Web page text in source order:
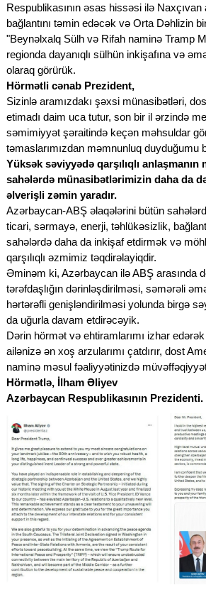
Respublikasının əsas hissəsi ilə Naxçıvan
bağlantını təmin edəcək və Orta Dəhlizin
"Beynəlxalq Sülh və Rifah naminə Tramp
regionda dayanıqlı sülhün inkişafına və
olaraq görürük.
Hörmətli cənab Prezident,
Sizinlə aramızdakı şəxsi münasibətləri,
etimadı daim uca tutur, son bir il ərzində
səmimiyyət şəraitində keçən məhsuldar
təmaslarımızdan məmnunluq duyduğumu
Yüksək səviyyədə qarşılıqlı
sahələrdə münasibətlərimizin daha da
əlverişli zəmin yaradır.
Azərbaycan-ABŞ əlaqələrini bütün
ticari, sərmayə, enerji, təhlükəsizlik,
sahələrdə daha da inkişaf etdirmək və
qarşılıqlı əzmimiz təqdirəlayiqdir.
Əminəm ki, Azərbaycan ilə ABŞ arasında
tərəfdaşlığın dərinləşdirilməsi, səmərəli
hərtərəfli genişləndirilməsi yolunda birgə
da uğurla davam etdirəcəyik.
Dərin hörmət və ehtiramlarımı izhar
ailənizə ən xoş arzularımı çatdırır, dost
naminə məsul fəaliyyətinizdə
Hörmətlə, İlham Əliyev
Azərbaycan Respublikasının Prezidenti.